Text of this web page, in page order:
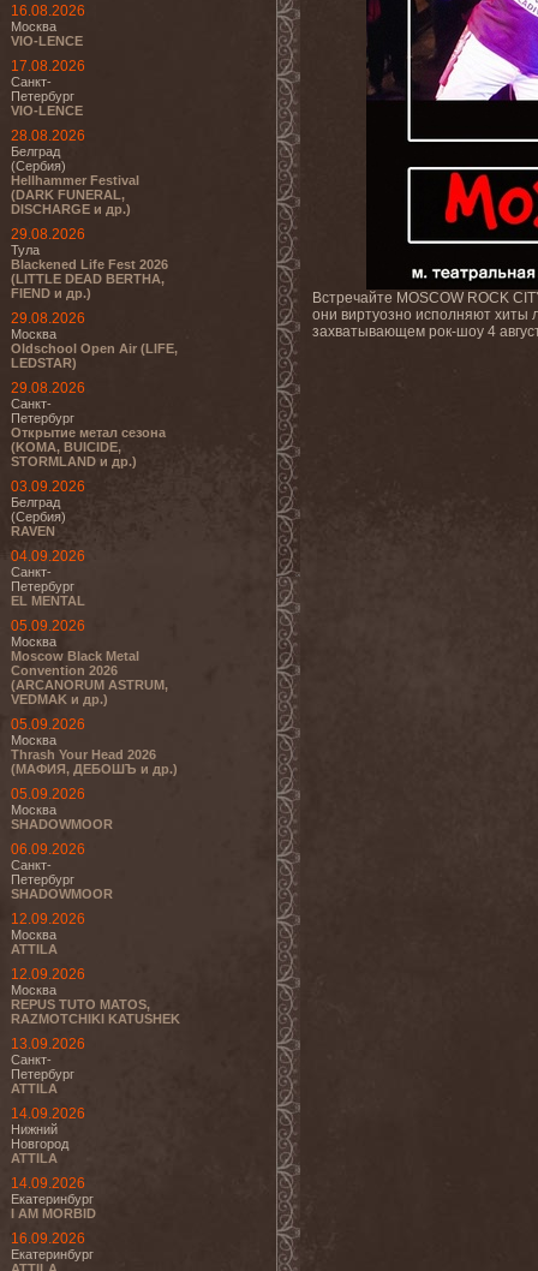
16.08.2026
Москва
VIO-LENCE
17.08.2026
Санкт-
Петербург
VIO-LENCE
28.08.2026
Белград
(Сербия)
Hellhammer Festival
(DARK FUNERAL,
DISCHARGE и др.)
29.08.2026
Тула
Blackened Life Fest 2026
(LITTLE DEAD BERTHA,
FIEND и др.)
29.08.2026
Москва
Oldschool Open Air (LIFE,
LEDSTAR)
29.08.2026
Санкт-
Петербург
Открытие метал сезона
(KOMA, BUICIDE,
STORMLAND и др.)
03.09.2026
Белград
(Сербия)
RAVEN
04.09.2026
Санкт-
Петербург
EL MENTAL
05.09.2026
Москва
Moscow Black Metal
Convention 2026
(ARCANORUM ASTRUM,
VEDMAK и др.)
05.09.2026
Москва
Thrash Your Head 2026
(МАФИЯ, ДЕБОШЪ и др.)
05.09.2026
Москва
SHADOWMOOR
06.09.2026
Санкт-
Петербург
SHADOWMOOR
12.09.2026
Москва
ATTILA
12.09.2026
Москва
REPUS TUTO MATOS,
RAZMOTCHIKI KATUSHEK
13.09.2026
Санкт-
Петербург
ATTILA
14.09.2026
Нижний
Новгород
ATTILA
14.09.2026
Екатеринбург
I AM MORBID
16.09.2026
Екатеринбург
Встречайте MOSCOW ROCK
они виртуозно исполняют хиты
захватывающем рок-шоу 4